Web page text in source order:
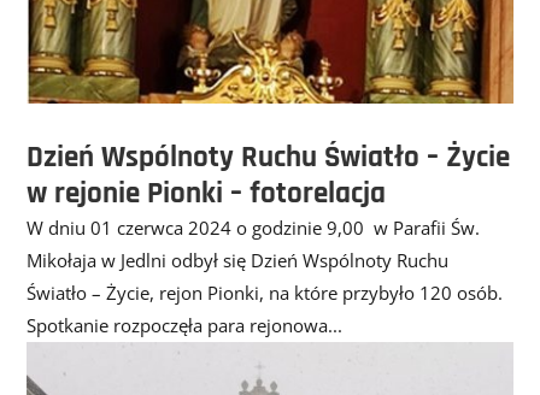
Dzień Wspólnoty Ruchu Światło – Życie
w rejonie Pionki – fotorelacja
W dniu 01 czerwca 2024 o godzinie 9,00 w Parafii Św.
Mikołaja w Jedlni odbył się Dzień Wspólnoty Ruchu
Światło – Życie, rejon Pionki, na które przybyło 120 osób.
Spotkanie rozpoczęła para rejonowa...